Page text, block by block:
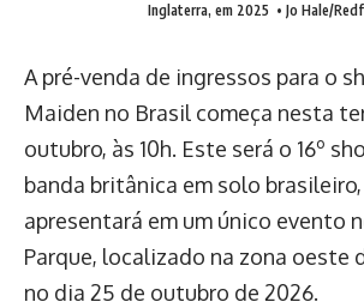
Inglaterra, em 2025 • Jo Hale/
A pré-venda de ingressos para o
Maiden no Brasil começa nesta
outubro, às 10h. Este será o 16º
banda britânica em solo
apresentará em um único evento
Parque, localizado na zona oeste
no dia 25 de outubro de 2026.